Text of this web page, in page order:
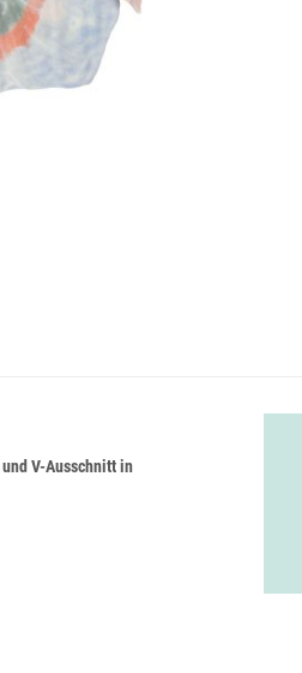
und V-Ausschnitt in